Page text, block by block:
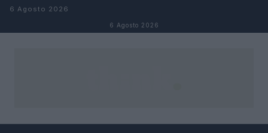
Salta al contenuto
6 Agosto 2026
6 Agosto 2026